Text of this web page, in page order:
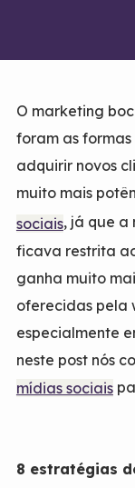
O marketing
foram as
adquirir novos
muito mais
sociais, já que a
ficava restrita
ganha muito
oferecidas pela
especialmente
neste post nós
mídias sociais
8 estratégias